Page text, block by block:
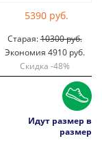
5390 руб.
Старая:10300 руб.
Экономия 4910 руб.
Скидка -48%
Идут размер в
размер